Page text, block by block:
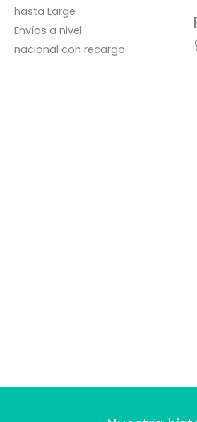
hasta Large
Envíos a nivel
nacional con recargo.